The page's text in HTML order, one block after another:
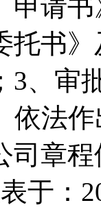
申请
托书
3、审
依法
司章程
于：